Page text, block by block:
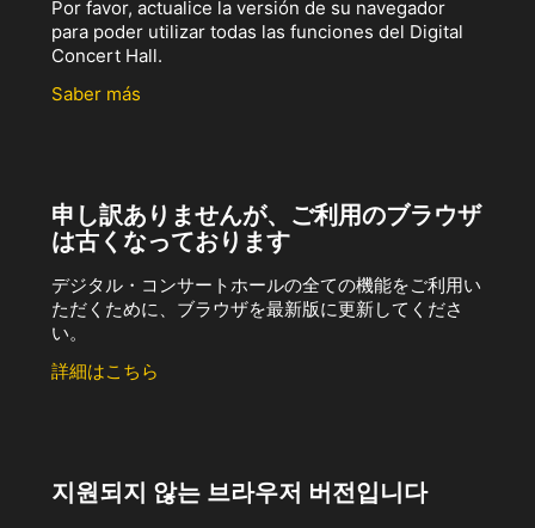
Por favor, actualice la versión de su navegador
para poder utilizar todas las funciones del Digital
Concert Hall.
Saber más
申し訳ありませんが、ご利用のブラウザ
は古くなっております
デジタル・コンサートホールの全ての機能をご利用い
ただくために、ブラウザを最新版に更新してくださ
い。
詳細はこちら
지원되지 않는 브라우저 버전입니다